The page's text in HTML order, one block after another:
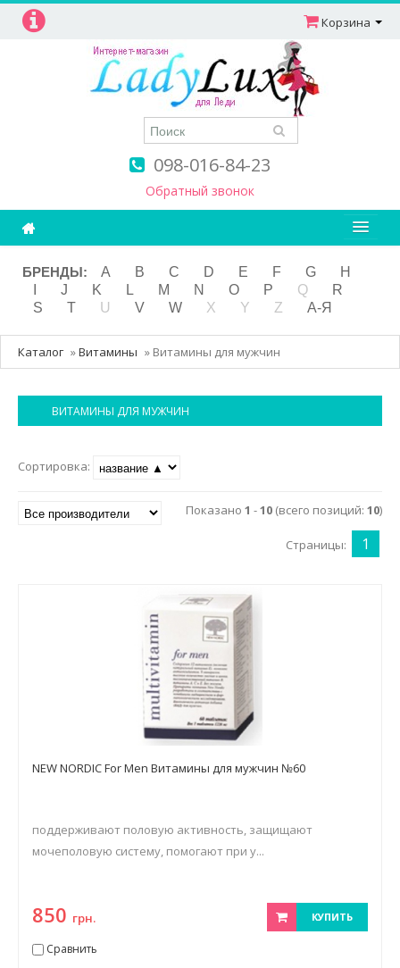
098-016-84-23
Обратный звонок
Корзина
Ароматерапия
Витамины
Детям и мамам
Косметика
Маникюр и педикюр
БРЕНДЫ: A B C D E F G
H
J K L M N O P Q
R
S
T U V W X Y Z А-Я
Каталог »Витамины » Витамины для мужчин
ВИТАМИНЫ ДЛЯ МУЖЧИН
Сортировка:
Показано 1 -10 (всего позиций: 10)
Страницы: 1
NEW NORDIC For Men Витамины для мужчин №60
поддерживают половую активность, защищают
мочеполовую систему, помогают при у...
850 грн. КУПИТЬ
Сравнить